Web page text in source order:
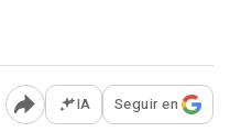
Abrir opciones para
IA Seguir en